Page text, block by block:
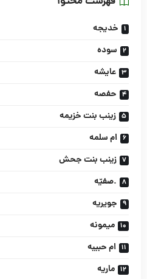
خدیجه
سوده
عایشه
حفصه
زینب بنت ‏خزیمه
ام سلمه
زینب بنت جحش
.صفیّه
جویریه
میمونه
ام حبیبه
ماریه